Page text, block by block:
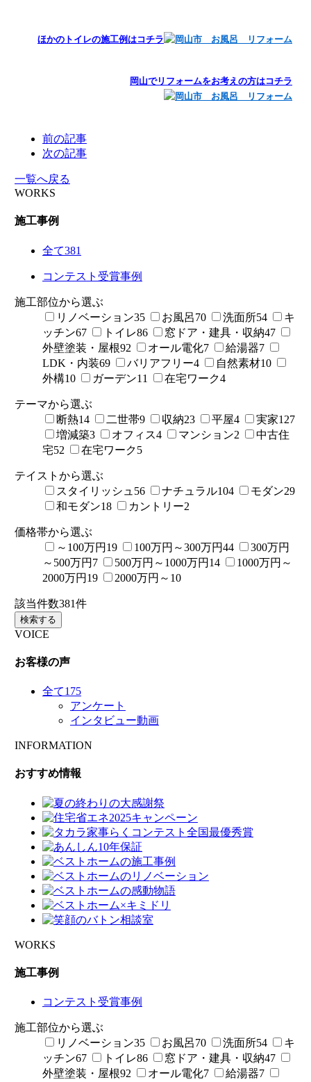
ほかのトイレの施工例はコチラ
岡山でリフォームをお考えの方はコチラ
前の記事
次の記事
一覧へ戻る
WORKS
施工事例
全て381
コンテスト受賞事例
施工部位から選ぶ
リノベーション35 お風呂70 洗面所54
キ
ッチン67 トイレ86 窓ドア・建具・収納47
外壁塗装・屋根92 オール電化7 給湯器7
LDK・内装69 バリアフリー4 自然素材10
外構10 ガーデン11 在宅ワーク4
テーマから選ぶ
断熱14 二世帯9 収納23 平屋4 実家127
増減築3 オフィス4 マンション2
中古住
宅52 在宅ワーク5
テイストから選ぶ
スタイリッシュ 56 ナチュラル104 モダン29
和モダン18 カントリー2
価格帯から選ぶ
～100万円 19 100万円～300万円44
300万円
～500万円 7 500万円～1000万円 14
1000万円～
2000万円 19 2000万円～ 10
該当件数381件
検索する
VOICE
お客様の声
全て175
アンケート
インタビュー動画
INFORMATION
おすすめ情報
WORKS
施工事例
コンテスト受賞事例
施工部位から選ぶ
リノベーション35 お風呂70 洗面所54
キ
ッチン67 トイレ86 窓ドア・建具・収納47
外壁塗装・屋根92 オール電化7 給湯器7